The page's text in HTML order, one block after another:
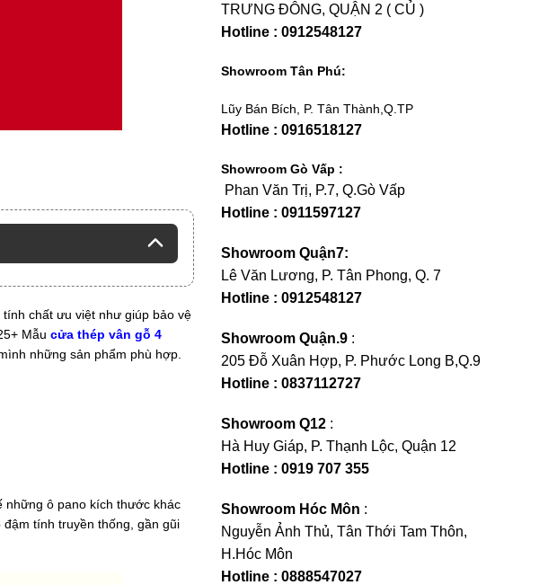
chất ưu việt như giúp bảo vệ
Mẫu cửa thép vân gỗ 4
những sản phẩm phù hợp.
những ô pano kích thước khác
tính truyền thống, gần gũi
TRƯNG ĐÔNG, QUẬN 2 ( CỦ )
Hotline : 0912548127
Showroom Tân Phú:
Lũy Bán Bích, P. Tân Thành,Q.TP
Hotline : 0916518127
Showroom Gò Vấp :
Phan Văn Trị, P.7, Q.Gò Vấp
Hotline : 0911597127
Showroom Quận7:
Lê Văn Lương, P. Tân Phong, Q. 7
Hotline : 0912548127
Showroom Quận.9 :
205 Đỗ Xuân Hợp, P. Phước Long B,Q.9
Hotline : 0837112727
Showroom Q12 :
Hà Huy Giáp, P. Thạnh Lộc, Quận 12
Hotline : 0919 707 355
Showroom Hóc Môn :
Nguyễn Ảnh Thủ, Tân Thới Tam Thôn,
H.Hóc Môn
Hotline : 0888547027